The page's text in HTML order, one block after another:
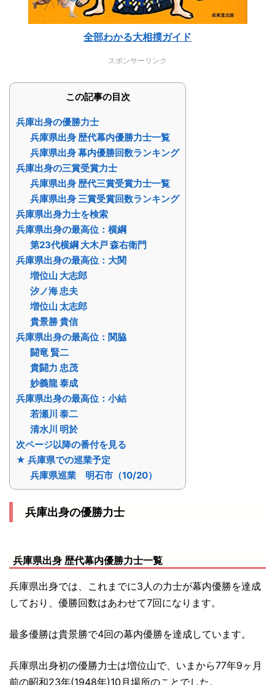
全部わかる大相撲ガイド
スポンサーリンク
この記事の目次
兵庫出身の優勝力士
兵庫県出身 歴代幕内優勝力士一覧
兵庫県出身 幕内優勝回数ランキング
兵庫出身の三賞受賞力士
兵庫県出身 歴代三賞受賞力士一覧
兵庫県出身 三賞受賞回数ランキング
兵庫県出身力士を検索
兵庫県出身の最高位：横綱
第23代横綱 大木戸 森右衛門
兵庫県出身の最高位：大関
増位山 大志郎
汐ノ海 忠夫
増位山 太志郎
貴景勝 貴信
兵庫県出身の最高位：関脇
闘竜 賢二
貴闘力 忠茂
妙義龍 泰成
兵庫県出身の最高位：小結
若瀬川 泰二
清水川 明於
次ページ以降の番付を見る
★ 兵庫県での巡業予定
兵庫県巡業 明石市（10/20）
兵庫出身の優勝力士
兵庫県出身 歴代幕内優勝力士一覧
兵庫県出身では、これまでに3人の力士が幕内優勝を達成
しており、優勝回数はあわせて7回になります。
最多優勝は貴景勝で4回の幕内優勝を達成しています。
兵庫県出身初の優勝力士は増位山で、いまから77年9ヶ月
前の昭和23年(1948年)10月場所のことでした。